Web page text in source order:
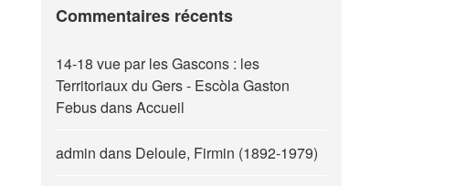
Commentaires récents
14-18 vue par les Gascons : les
Territoriaux du Gers - Escòla Gaston
FebusdansAccueil
admin dans Deloule, Firmin (1892-1979)